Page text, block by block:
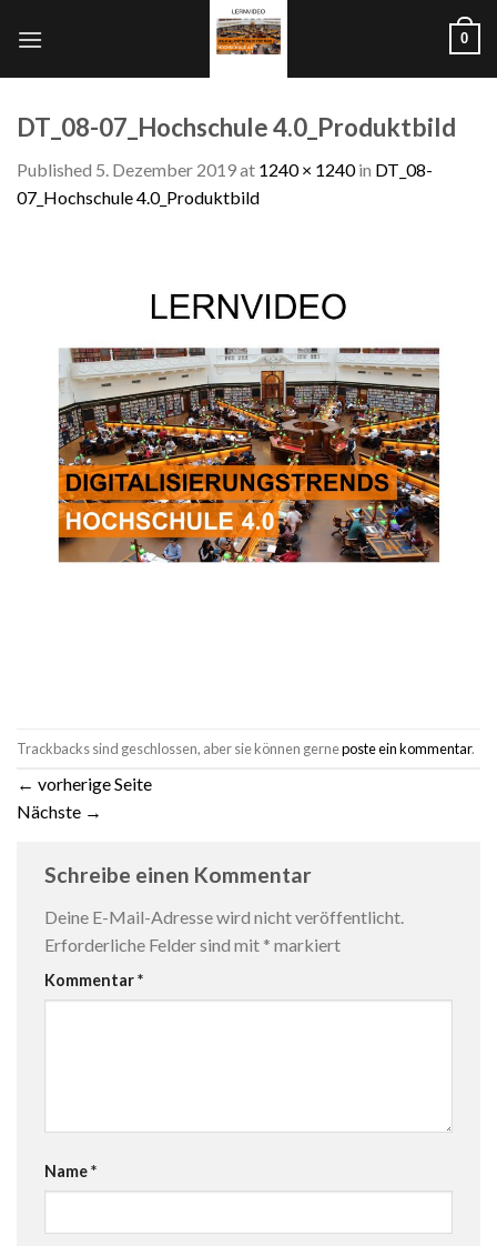
0
DT_08-07_Hochschule 4.0_Produktbild
Published 5. Dezember 2019at 1240 × 1240in DT_08-
07_Hochschule 4.0_Produktbild
Trackbacks sind geschlossen, aber sie können gerneposte ein kommentar.
← vorherige Seite
Nächste →
Schreibe einen Kommentar
Deine E-Mail-Adresse wird nicht veröffentlicht.
Erforderliche Felder sind mit * markiert
Kommentar*
Name*